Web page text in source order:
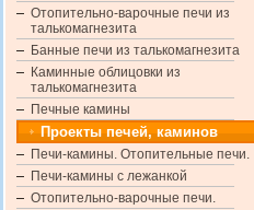
Отопительно-варочные печи из
талькомагнезита
Банные печи из талькомагнезита
Каминные облицовки из
талькомагнезита
Печные камины
Проекты печей, каминов
Печи-камины. Отопительные печи.
Печи-камины с лежанкой
Отопительно-варочные печи.